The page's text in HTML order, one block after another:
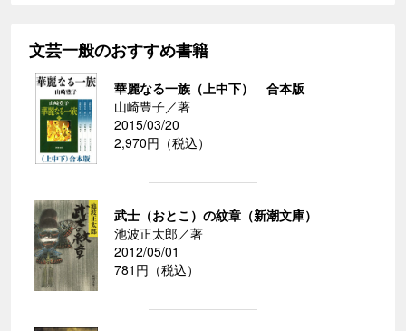
文芸一般のおすすめ書籍
華麗なる一族（上中下） 合本版
山崎豊子／著
2015/03/20
2,970円（税込）
武士（おとこ）の紋章（新潮文庫）
池波正太郎／著
2012/05/01
781円（税込）